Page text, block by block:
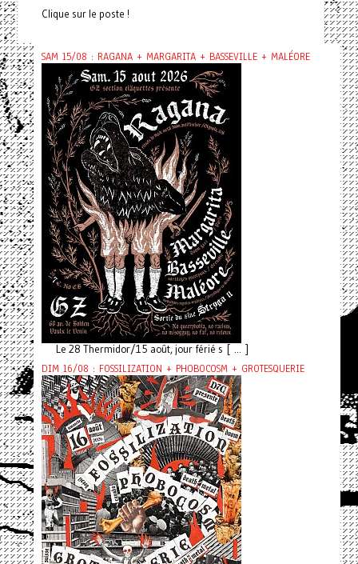
Clique sur le poste !
SAM 15/08 : RAGANA + MARGARITA + BASSEVILLE + MALÉORE
Le 28 Thermidor/15 août, jour férié s [ ... ]
DIM 16/08 : FOSSILIZATION + PHOBOCOSM + GROTESQUERIE